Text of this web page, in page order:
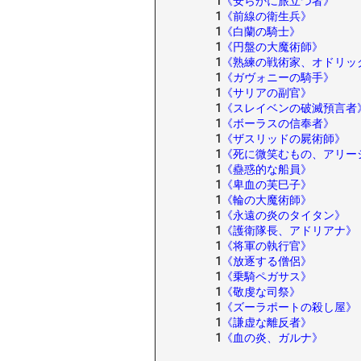
1
《前線の衛生兵》
1
《白蘭の騎士》
1
《円盤の大魔術師》
1
《熟練の戦術家、オドリッ
1
《ガヴォニーの騎手》
1
《サリアの副官》
1
《スレイベンの破滅預言者》
1
《ボーラスの信奉者》
1
《ザスリッドの屍術師》
1
《死に微笑むもの、アリー
1
《蠱惑的な船員》
1
《卑血の芙巳子》
1
《輪の大魔術師》
1
《永遠の炎のタイタン》
1
《護衛隊長、アドリアナ》
1
《将軍の執行官》
1
《放逐する僧侶》
1
《乗騎ペガサス》
1
《敬虔な司祭》
1
《ズーラポートの殺し屋》
1
《謙虚な離反者》
1
《血の炎、ガルナ》